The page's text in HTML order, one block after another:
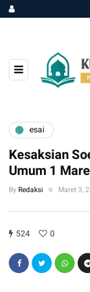
esai
Kesaksian
Umum 1
By Redaksi Maret 3,
524 0